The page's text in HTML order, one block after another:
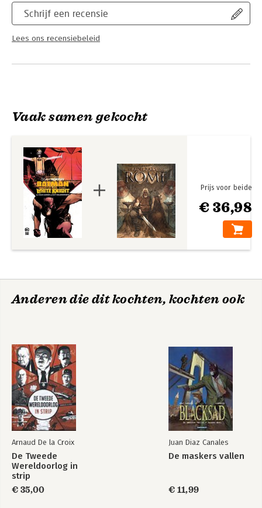
Schrijf een recensie
Lees ons recensiebeleid
Vaak samen gekocht
€ 36,98
Prijs voor beide
Anderen die dit kochten, kochten ook
Arnaud De la Croix
De Tweede
Wereldoorlog in
strip
€ 35,00
Juan Diaz Canales
De maskers vallen
€ 11,99